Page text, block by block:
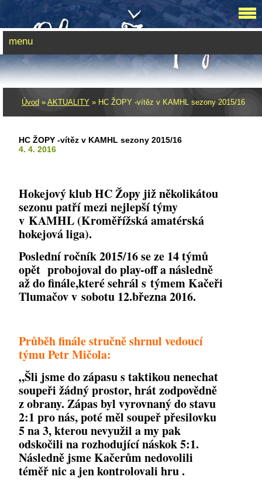
Úvod » AKTUALITY » HC ŽOPY -vítěz v KAMHL sezony 2015/16
HC ŽOPY -vítěz v KAMHL sezony 2015/16
4. 4. 2016
Hokejový klub HC Žopy již několikátou
sezonu patří mezi nejlepší týmy
v KAMHL (Kroměřížská amatérská
hokejová liga).
Poslední ročník 2015/16 se ze 14 týmů
opět probojoval do play-off a následně
až do finále,které sehrál s týmem Kačeři
Tlumačov v sobotu 12.března 2016.
Průběh finále stručně shrnul vedoucí
týmu Petr Mičola:
„Šli jsme do zápasu s taktikou nenechat
soupeři žádný prostor, hrát zodpovědně
z obrany. Zápas byl vyrovnaný do stavu
2:1 pro nás, poté měl soupeř přesilovku
5 na 3, kterou nevyužil a my pak
odskočili na rozhodující náskok 5:1.
Následně jsme Kačerům nedovolili
téměř nic a jen kontrolovali hru .
menu